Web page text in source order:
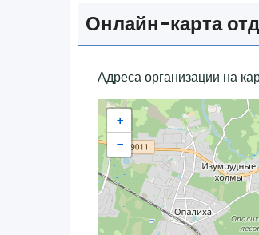
Онлайн-карта
Адреса организации на
+
−